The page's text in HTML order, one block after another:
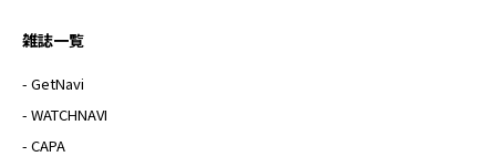
雑誌一覧
- GetNavi
- WATCHNAVI
- CAPA